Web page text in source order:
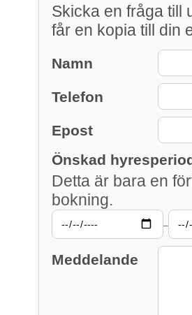
Skicka en fråga till
får en kopia till din
Namn
Telefon
Epost
Önskad
Detta är bara en
bokning.
–
Meddelande